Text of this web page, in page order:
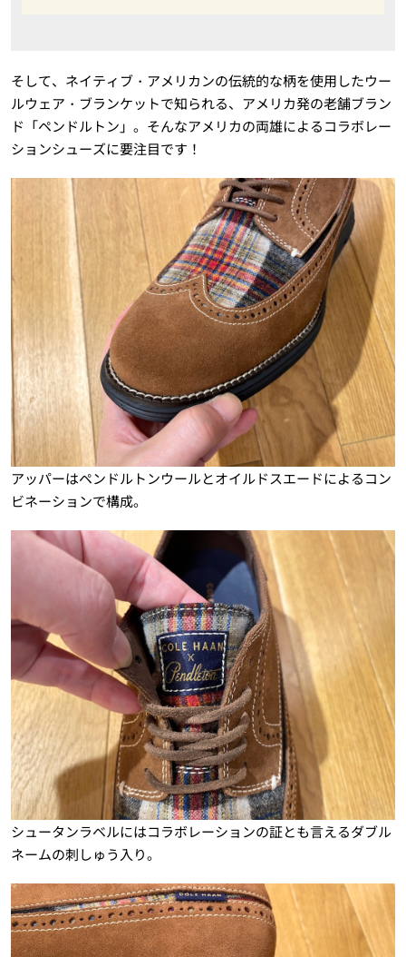
そして、ネイティブ・アメリカンの伝統的な柄を使用したウー
ルウェア・ブランケットで知られる、アメリカ発の老舗ブラン
ド「ペンドルトン」。そんなアメリカの両雄によるコラボレー
ションシューズに要注目です！
アッパーはペンドルトンウールとオイルドスエードによるコン
ビネーションで構成。
シュータンラベルにはコラボレーションの証とも言えるダブル
ネームの刺しゅう入り。